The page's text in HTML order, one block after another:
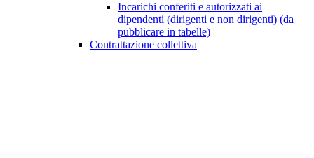
Incarichi conferiti e autorizzati ai
dipendenti (dirigenti e non dirigenti) (da
pubblicare in tabelle)
Contrattazione collettiva